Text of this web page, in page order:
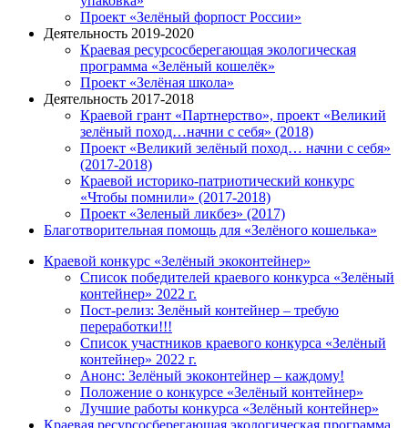
Проект «Зелёный форпост России»
Деятельность 2019-2020
Краевая ресурсосберегающая экологическая
программа «Зелёный кошелёк»
Проект «Зелёная школа»
Деятельность 2017-2018
Краевой грант «Партнерство», проект «Великий
зелёный поход…начни с себя» (2018)
Проект «Великий зелёный поход… начни с себя»
(2017-2018)
Краевой историко-патриотический конкурс
«Чтобы помнили» (2017-2018)
Проект «Зеленый ликбез» (2017)
Благотворительная помощь для «Зелёного кошелька»
Краевой конкурс «Зелёный экоконтейнер»
Список победителей краевого конкурса «Зелёный
контейнер» 2022 г.
Пост-релиз: Зелёный контейнер – требую
переработки!!!
Список участников краевого конкурса «Зелёный
контейнер» 2022 г.
Анонс: Зелёный экоконтейнер – каждому!
Положение о конкурсе «Зелёный контейнер»
Лучшие работы конкурса «Зелёный контейнер»
Краевая ресурсосберегающая экологическая программа